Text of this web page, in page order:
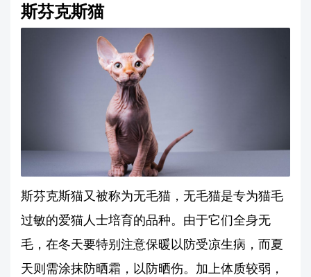
斯芬克斯猫
斯芬克斯猫又被称为无毛猫，无毛猫是专为猫毛
过敏的爱猫人士培育的品种。由于它们全身无
毛，在冬天要特别注意保暖以防受凉生病，而夏
天则需涂抹防晒霜，以防晒伤。加上体质较弱，